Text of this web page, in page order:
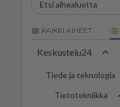
KAIKKI AIHEET
Keskustelu24
Tiede ja teknologia
Tietotekniikka